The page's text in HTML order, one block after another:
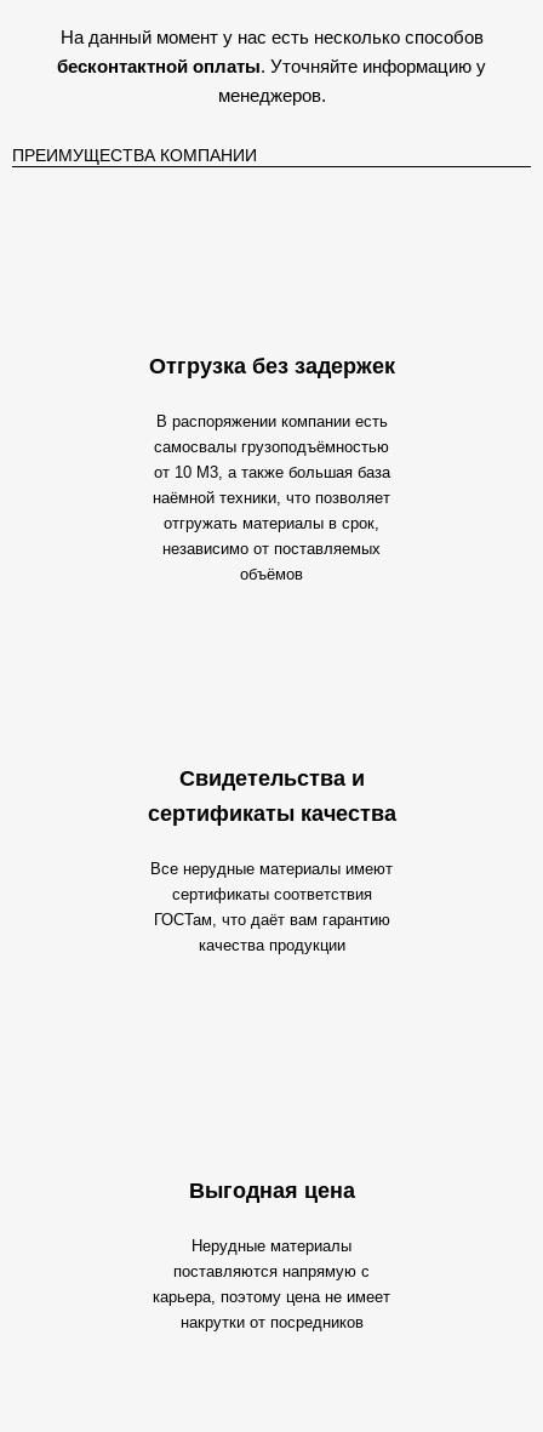
На данный момент у нас есть несколько способов
бесконтактной оплаты. Уточняйте информацию у
менеджеров.
ПРЕИМУЩЕСТВА КОМПАНИИ
Отгрузка без задержек
В распоряжении компании есть
самосвалы грузоподъёмностью
от 10 М3, а также большая база
наёмной техники, что позволяет
отгружать материалы в срок,
независимо от поставляемых
объёмов
Свидетельства и
сертификаты качества
Все нерудные материалы имеют
сертификаты соответствия
ГОСТам, что даёт вам гарантию
качества продукции
Выгодная цена
Нерудные материалы
поставляются напрямую с
карьера, поэтому цена не имеет
накрутки от посредников